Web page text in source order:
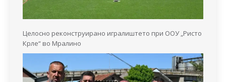
Целосно реконструирано игралиштето при ООУ „Ристо
Крле“ во Мралино